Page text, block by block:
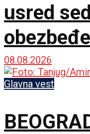
usred
08.08.2026
Glavna vest